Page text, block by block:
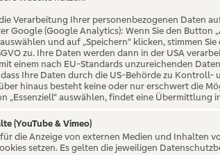
oder ist bereits beendet.
Verarbeitung Ihrer personenbezogenen Daten
Google (Google Analytics): Wenn Sie den Button
und auf „Speichern“ klicken, stimmen
zu. Ihre Daten werden dann in der USA
einem nach EU-Standards unzureichenden
Ihre Daten durch die US-Behörde zu
hinaus besteht keine oder nur erschwert die
„Essenziell“ auswählen, findet eine Übermittlung
(YouTube & Vimeo)
die Anzeige von externen Medien und Inhalten
setzen. Es gelten die jeweiligen